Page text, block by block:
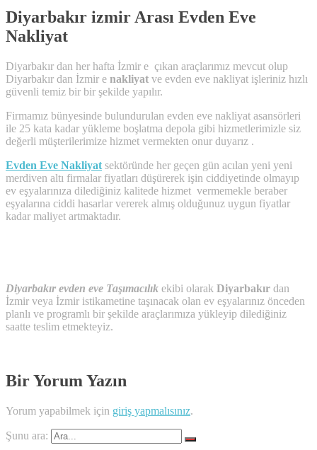
Diyarbakır izmir Arası Evden Eve
Nakliyat
Diyarbakır dan her hafta İzmir e çıkan araçlarımız mevcut olup
Diyarbakır dan İzmir e nakliyat ve evden eve nakliyat işleriniz hızlı
güvenli temiz bir bir şekilde yapılır.
Firmamız bünyesinde bulundurulan evden eve nakliyat asansörleri
ile 25 kata kadar yükleme boşlatma depola gibi hizmetlerimizle siz
değerli müşterilerimize hizmet vermekten onur duyarız .
Evden Eve Nakliyat sektöründe her geçen gün acılan yeni yeni
merdiven altı firmalar fiyatları düşürerek işin ciddiyetinde olmayıp
ev eşyalarınıza dilediğiniz kalitede hizmet vermemekle beraber
eşyalarına ciddi hasarlar vererek almış olduğunuz uygun fiyatlar
kadar maliyet artmaktadır.
Diyarbakır evden eve Taşımacılık ekibi olarak Diyarbakır dan
İzmir veya İzmir istikametine taşınacak olan ev eşyalarınız önceden
planlı ve programlı bir şekilde araçlarımıza yükleyip dilediğiniz
saatte teslim etmekteyiz.
Bir Yorum Yazın
Yorum yapabilmek için giriş yapmalısınız.
Şunu ara: